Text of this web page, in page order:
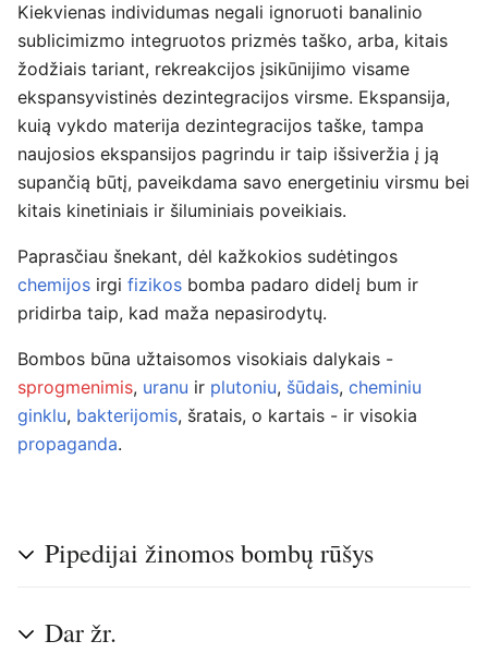
Kiekvienas individumas negali ignoruoti banalinio
sublicimizmo integruotos prizmės taško, arba, kitais
žodžiais tariant, rekreakcijos įsikūnijimo visame
ekspansyvistinės dezintegracijos virsme. Ekspansija,
kuią vykdo materija dezintegracijos taške, tampa
naujosios ekspansijos pagrindu ir taip išsiveržia į ją
supančią būtį, paveikdama savo energetiniu virsmu bei
kitais kinetiniais ir šiluminiais poveikiais.
Paprasčiau šnekant, dėl kažkokios sudėtingos
chemijos irgi fizikos bomba padaro didelį bum ir
pridirba taip, kad maža nepasirodytų.
Bombos būna užtaisomos visokiais dalykais -
sprogmenimis, uranu ir plutoniu, šūdais, cheminiu
ginklu, bakterijomis, šratais, o kartais - ir visokia
propaganda.
Pipedijai žinomos bombų rūšys
Dar žr.